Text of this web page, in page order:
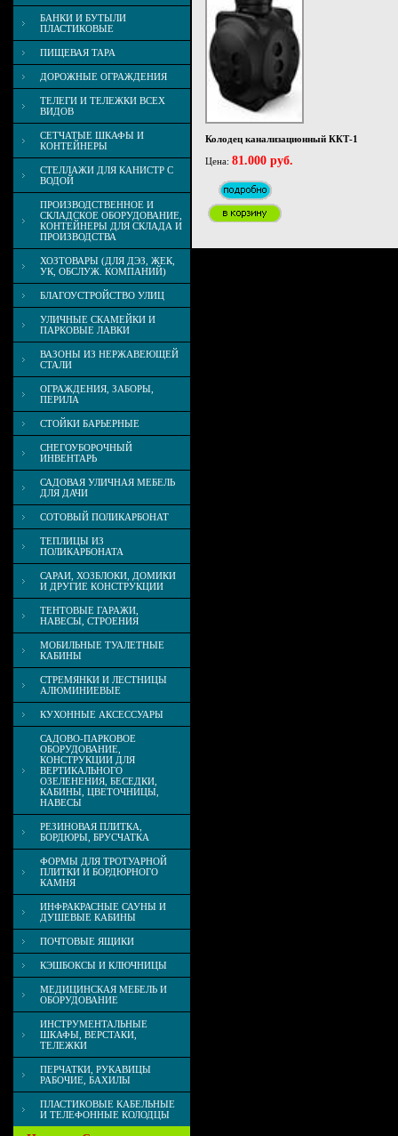
БАНКИ И БУТЫЛИ
ПЛАСТИКОВЫЕ
ПИЩЕВАЯ ТАРА
ДОРОЖНЫЕ ОГРАЖДЕНИЯ
ТЕЛЕГИ И ТЕЛЕЖКИ ВСЕХ
ВИДОВ
СЕТЧАТЫЕ ШКАФЫ И
КОНТЕЙНЕРЫ
СТЕЛЛАЖИ ДЛЯ КАНИСТР С
ВОДОЙ
ПРОИЗВОДСТВЕННОЕ И
СКЛАДСКОЕ ОБОРУДОВАНИЕ,
КОНТЕЙНЕРЫ ДЛЯ СКЛАДА И
ПРОИЗВОДСТВА
ХОЗТОВАРЫ (ДЛЯ ДЭЗ, ЖЕК,
УК, ОБСЛУЖ. КОМПАНИЙ)
БЛАГОУСТРОЙСТВО УЛИЦ
УЛИЧНЫЕ СКАМЕЙКИ И
ПАРКОВЫЕ ЛАВКИ
ВАЗОНЫ ИЗ НЕРЖАВЕЮЩЕЙ
СТАЛИ
ОГРАЖДЕНИЯ, ЗАБОРЫ,
ПЕРИЛА
СТОЙКИ БАРЬЕРНЫЕ
СНЕГОУБОРОЧНЫЙ
ИНВЕНТАРЬ
САДОВАЯ УЛИЧНАЯ МЕБЕЛЬ
ДЛЯ ДАЧИ
СОТОВЫЙ ПОЛИКАРБОНАТ
ТЕПЛИЦЫ ИЗ
ПОЛИКАРБОНАТА
САРАИ, ХОЗБЛОКИ, ДОМИКИ
И ДРУГИЕ КОНСТРУКЦИИ
ТЕНТОВЫЕ ГАРАЖИ,
НАВЕСЫ, СТРОЕНИЯ
МОБИЛЬНЫЕ ТУАЛЕТНЫЕ
КАБИНЫ
СТРЕМЯНКИ И ЛЕСТНИЦЫ
АЛЮМИНИЕВЫЕ
КУХОННЫЕ АКСЕССУАРЫ
САДОВО-ПАРКОВОЕ
ОБОРУДОВАНИЕ,
КОНСТРУКЦИИ ДЛЯ
ВЕРТИКАЛЬНОГО
ОЗЕЛЕНЕНИЯ, БЕСЕДКИ,
КАБИНЫ, ЦВЕТОЧНИЦЫ,
НАВЕСЫ
РЕЗИНОВАЯ ПЛИТКА,
БОРДЮРЫ, БРУСЧАТКА
ФОРМЫ ДЛЯ ТРОТУАРНОЙ
ПЛИТКИ И БОРДЮРНОГО
КАМНЯ
ИНФРАКРАСНЫЕ САУНЫ И
ДУШЕВЫЕ КАБИНЫ
ПОЧТОВЫЕ ЯЩИКИ
КЭШБОКСЫ И КЛЮЧНИЦЫ
МЕДИЦИНСКАЯ МЕБЕЛЬ И
ОБОРУДОВАНИЕ
ИНСТРУМЕНТАЛЬНЫЕ
ШКАФЫ, ВЕРСТАКИ,
ТЕЛЕЖКИ
ПЕРЧАТКИ, РУКАВИЦЫ
РАБОЧИЕ, БАХИЛЫ
ПЛАСТИКОВЫЕ КАБЕЛЬНЫЕ
И ТЕЛЕФОННЫЕ КОЛОДЦЫ
Колодец канализационный ККТ-1
Цена: 81.000 руб.